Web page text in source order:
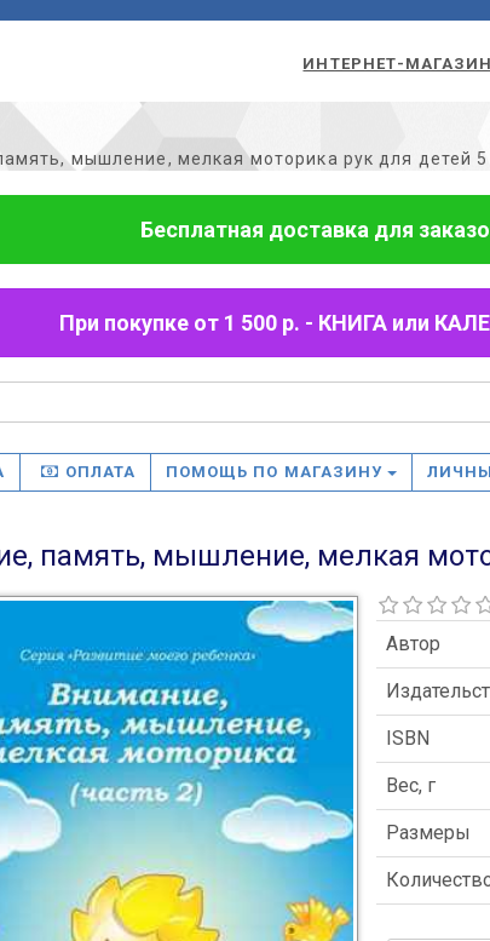
ИНТЕРНЕТ-МАГАЗИН
мышление, мелкая моторика рук для детей 5
Бесплатная доставка для
При покупке от 1 500 р. - КНИГА или
ОПЛАТА ПОМОЩЬ ПО МАГАЗИНУ
память, мышление, мелкая
Автор
ISBN
Вес, г
Размеры